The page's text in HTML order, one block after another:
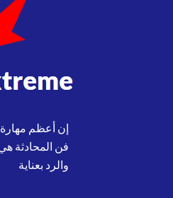
إن أعظم مهارة
فن المحادثة هي
والرد بعناية